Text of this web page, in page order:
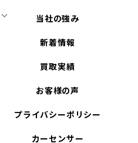
当社の強み
新着情報
買取実績
お客様の声
プライバシーポリシー
カーセンサー